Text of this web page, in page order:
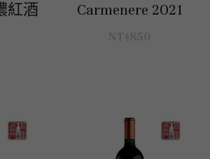
wine
wine
wine
收藏級珍藏
wine
日常選酒
日常選酒
進階選酒
｜甜酒
精選紅酒
紅酒
Carmenere 2021
酒